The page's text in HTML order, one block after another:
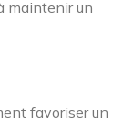
maintenir un
favoriser un